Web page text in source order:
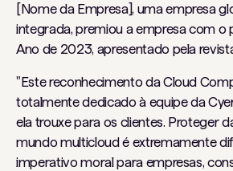
[Nome da Empresa], uma empresa
integrada, premiou a empresa com o
Ano de 2023, apresentado pela
"Este reconhecimento da Cloud
totalmente dedicado à equipe da
ela trouxe para os clientes. Proteger
mundo multicloud é extremamente
imperativo moral para empresas,